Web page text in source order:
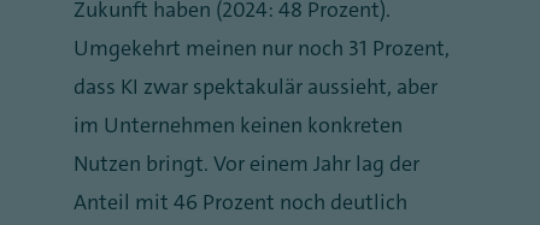
Zukunft haben (2024: 48 Prozent).
Umgekehrt meinen nur noch 31 Prozent,
dass KI zwar spektakulär aussieht, aber
im Unternehmen keinen konkreten
Nutzen bringt. Vor einem Jahr lag der
Anteil mit 46 Prozent noch deutlich